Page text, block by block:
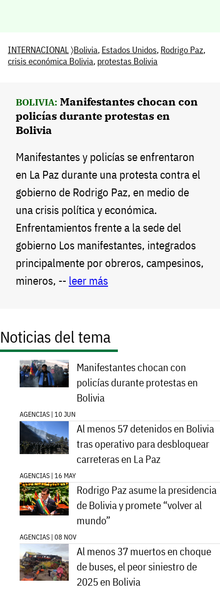
INTERNACIONAL〉Bolivia, Estados Unidos, Rodrigo Paz,
crisis económica Bolivia, protestas Bolivia
BOLIVIA: Manifestantes chocan con
policías durante protestas en
Bolivia
Manifestantes y policías se enfrentaron
en La Paz durante una protesta contra el
gobierno de Rodrigo Paz, en medio de
una crisis política y económica.
Enfrentamientos frente a la sede del
gobierno Los manifestantes, integrados
principalmente por obreros, campesinos,
mineros, -- leer más
Noticias del tema
Manifestantes chocan con
policías durante protestas en
Bolivia
AGENCIAS | 10 JUN
Al menos 57 detenidos en Bolivia
tras operativo para desbloquear
carreteras en La Paz
AGENCIAS | 16 MAY
Rodrigo Paz asume la presidencia
de Bolivia y promete “volver al
mundo”
AGENCIAS | 08 NOV
Al menos 37 muertos en choque
de buses, el peor siniestro de
2025 en Bolivia